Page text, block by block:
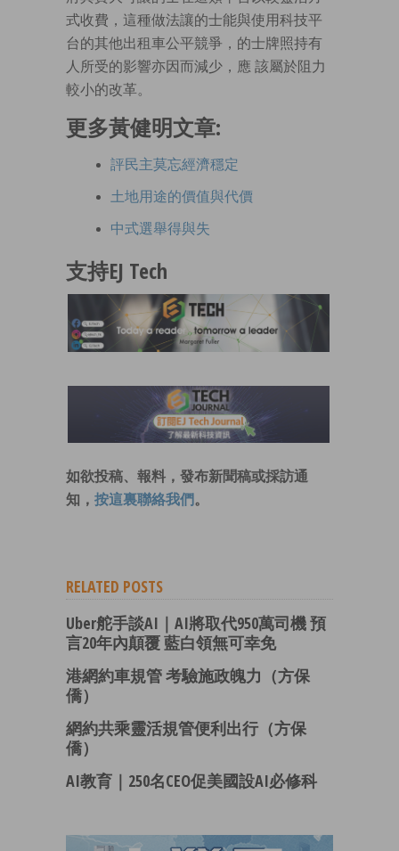
式收費，這種做法讓的士能與使用科技平
台的其他出租車公平競爭，的士牌照持有
人所受的影響亦因而減少，應 該屬於阻力
較小的改革。
更多黃健明文章:
評民主莫忘經濟穩定
土地用途的價值與代價
中式選舉得與失
支持EJ Tech
如欲投稿、報料，發布新聞稿或採訪通
知， 按這裏聯絡我們 。
RELATED POSTS
Uber舵手談AI｜AI將取代950萬司機 預
言20年內顛覆 藍白領無可幸免
港網約車規管 考驗施政魄力（方保
僑）
網約共乘靈活規管便利出行（方保
僑）
AI教育｜250名CEO促美國設AI必修科